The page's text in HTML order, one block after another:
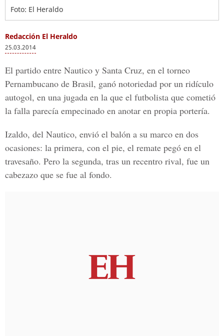
Foto: El Heraldo
Redacción El Heraldo
25.03.2014
El partido entre Nautico y Santa Cruz, en el torneo
Pernambucano de Brasil, ganó notoriedad por un ridículo
autogol, en una jugada en la que el futbolista que cometió
la falla parecía empecinado en anotar en propia portería.
Izaldo, del Nautico, envió el balón a su marco en dos
ocasiones: la primera, con el pie, el remate pegó en el
travesaño. Pero la segunda, tras un recentro rival, fue un
cabezazo que se fue al fondo.